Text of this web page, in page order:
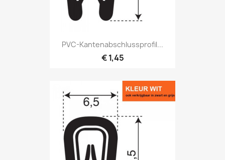
PVC-Kantenabschlussprofil...
€ 1,45